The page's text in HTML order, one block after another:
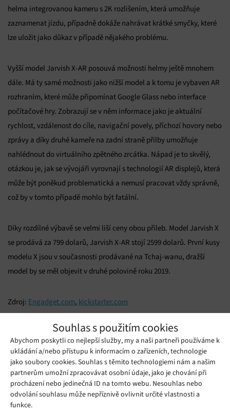
Souhlas s použitím cookies
Abychom poskytli co nejlepší služby, my a naši partneři používáme k
ukládání a/nebo přístupu k informacím o zařízeních, technologie
jako soubory cookies. Souhlas s těmito technologiemi nám a našim
partnerům umožní zpracovávat osobní údaje, jako je chování při
procházení nebo jedinečná ID na tomto webu. Nesouhlas nebo
odvolání souhlasu může nepříznivě ovlivnit určité vlastnosti a
funkce.
helma integrovanou kameru s 2K rozlišením, která umožňuje
zaznamenat jízdu, případně dokáže nahrávat krátké smyčky, které
lze uložit jako důkaz v případě nějakého problému.
Vyšší model Jarvish X-AR posouvá možnosti helmy ještě mnohem
dále. Má ty samé možnosti jako nižší model a k tomu je vybaven AR
rozhraním, které může připomínat Google Glass nebo interface
počítačové hry. Zobrazují se v něm informace jako je aktuální
rychlost, vzdálenost do cíle, navigační povely, příchozí hovory nebo
zprávy a díky druhé kameře na zadní straně přilby umožňuje
nahlédnout do virtuálního zpětného zrcátka. Nápad je to skvělý,
otázkou je, jak se vývojáři vyrovnají s technologií AR displejů, která
může být poněkud problematická a nemusí pracovat vždy správně,
což by v tomto případě mohlo být fatální.
Díky rozdílné výbavě se velmi liší ceny obou přileb. Model Jarvish X
se prodává za 799 dolarů, Jarvish X-AR stojí 2599 dolarů. První kusy
modelu X jsou v současnosti prodávané na Tchaj-wanu, dražší
model by se měl objevit v druhé polovině roku 2019.
Zdroj: Engadget.com, kickstarter.com
Mohlo by se vám líbit